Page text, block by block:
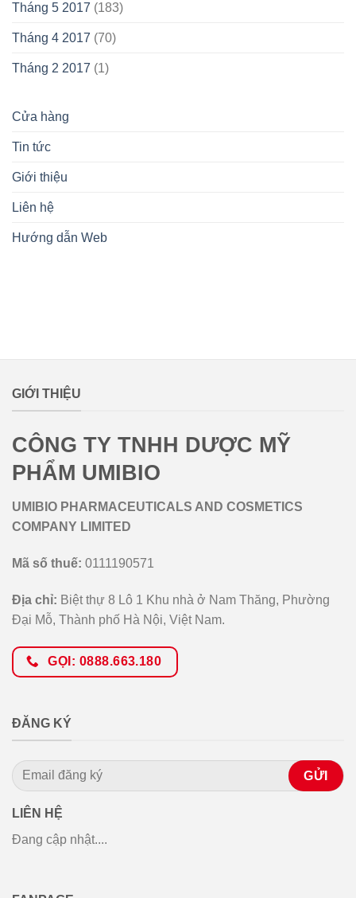
Tháng 5 2017 (183)
Tháng 4 2017 (70)
Tháng 2 2017 (1)
Cửa hàng
Tin tức
Giới thiệu
Liên hệ
Hướng dẫn Web
GIỚI THIỆU
CÔNG TY TNHH DƯỢC MỸ
PHẨM UMIBIO
UMIBIO PHARMACEUTICALS AND COSMETICS
COMPANY LIMITED
Mã số thuế: 0111190571
Địa chỉ: Biệt thự 8 Lô 1 Khu nhà ở Nam Thăng, Phường
Đại Mỗ, Thành phố Hà Nội, Việt Nam.
GỌI: 0888.663.180
ĐĂNG KÝ
LIÊN HỆ
Đang cập nhật....